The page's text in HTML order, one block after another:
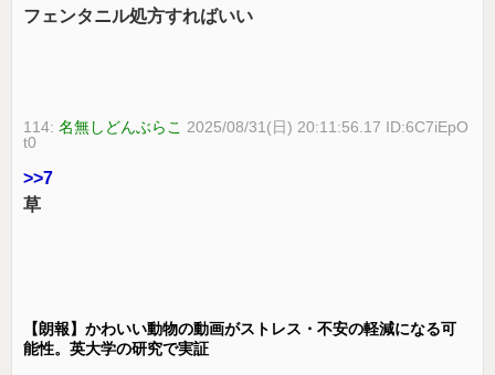
フェンタニル処方すればいい
114:名無しどんぶらこ 2025/08/31(日) 20:11:56.17 ID:6C7iEpO
t0
>>7
草
【朗報】かわいい動物の動画がストレス・不安の軽減になる可
能性。英大学の研究で実証